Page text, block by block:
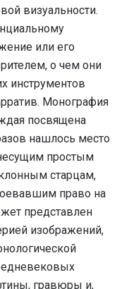
визуальности.
или его
о чем они
инструментов
Монография
посвящена
нашлось место
простым
старцам,
право на
представлен
изображений,
гравюры и,